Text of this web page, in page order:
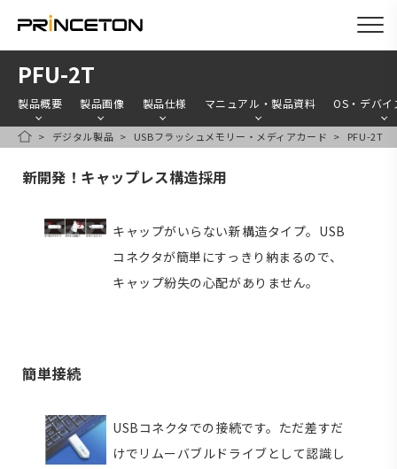
PFU-2T
製品概要 製品画像 製品仕様 マニュアル・製品資料 OS・デバイ
HOMEデジタル製品 USBフラッシュメモリー・メディアカード PFU-2T
新開発！キャップレス構造採用
キャップがいらない新構造タイプ。USB
コネクタが簡単にすっきり納まるので、
キャップ紛失の心配がありません。
簡単接続
USBコネクタでの接続です。ただ差すだ
けでリムーバブルドライブとして認識し